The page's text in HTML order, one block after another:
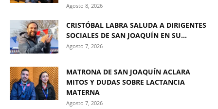
Agosto 8, 2026
CRISTÓBAL LABRA SALUDA A DIRIGENTES
SOCIALES DE SAN JOAQUÍN EN SU...
Agosto 7, 2026
MATRONA DE SAN JOAQUÍN ACLARA
MITOS Y DUDAS SOBRE LACTANCIA
MATERNA
Agosto 7, 2026